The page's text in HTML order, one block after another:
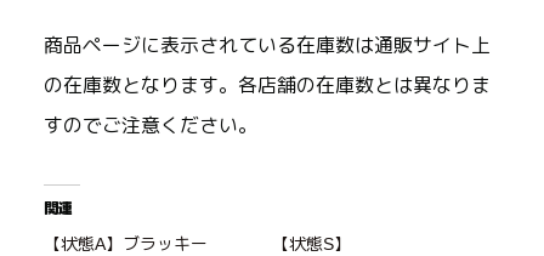
商品ページに表示されている在庫数は通販サイト上
の在庫数となります。各店舗の在庫数とは異なりま
すのでご注意ください。
関連
【状態A】ブラッキー
【状態S】